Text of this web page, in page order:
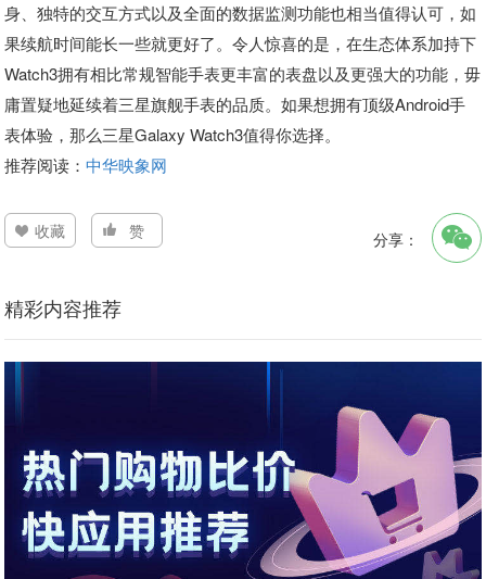
身、独特的交互方式以及全面的数据监测功能也相当值得认可，如
果续航时间能长一些就更好了。令人惊喜的是，在生态体系加持下
Watch3拥有相比常规智能手表更丰富的表盘以及更强大的功能，毋
庸置疑地延续着三星旗舰手表的品质。如果想拥有顶级Android手
表体验，那么三星Galaxy Watch3值得你选择。
推荐阅读：中华映象网
收藏 赞 分享：
精彩内容推荐